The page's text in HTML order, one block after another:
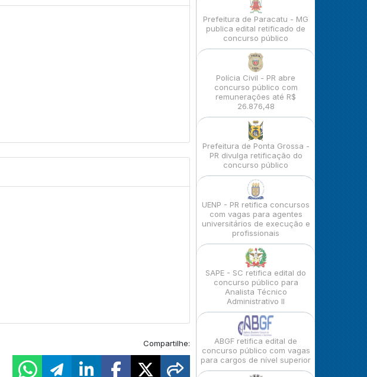
Compartilhe:
Prefeitura de Paracatu - MG
publica edital retificado de
concurso público
Polícia Civil - PR abre
concurso público com
remunerações até R$
26.876,48
Prefeitura de Ponta Grossa -
PR divulga retificação do
concurso público
UENP - PR retifica concursos
com vagas para agentes
universitários de execução e
profissionais
SAPE - SC retifica edital do
concurso público para
Analista Técnico
Administrativo II
ABGF retifica edital de
concurso público com vagas
para cargos de nível superior